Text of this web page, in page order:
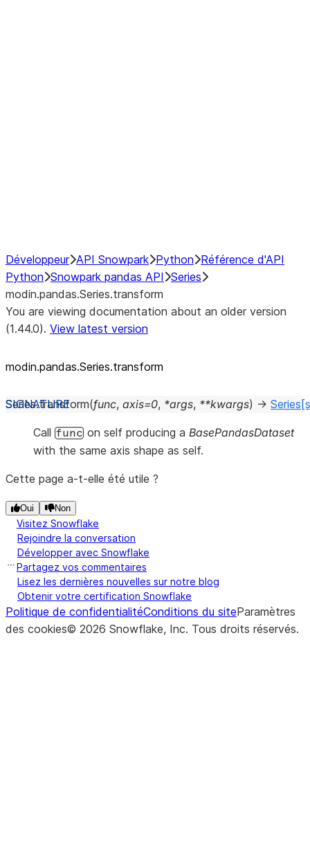
Développeur API Snowpark Python Référence d'API
Python Snowpark pandas API Series
modin.pandas.Series.transform
You are viewing documentation about an older version
(1.44.0). View latest version
modin.pandas.Series.transform
Series.transform(func, axis=0, *args, **kwargs) → Series
Call func on self producing a BasePandasDataset
with the same axis shape as self.
Cette page a-t-elle été utile ?
Oui Non
Visitez Snowflake
Rejoindre la conversation
Développer avec Snowflake
Partagez vos commentaires
Lisez les dernières nouvelles sur notre blog
Obtenir votre certification Snowflake
Politique de confidentialitéConditions du siteParamètres
des cookies© 2026 Snowflake, Inc. Tous droits réservés.